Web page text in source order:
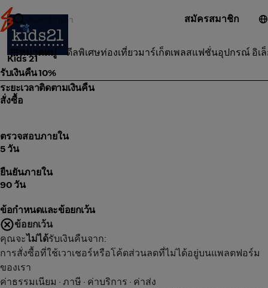
สมัครสมาชิก
หมวดหมู่ ดีลพิเศษท่องเที่ยวมาร์เก็ตเพลสแฟชั่นอุปกรณ์ อิเ
แม่และเด็ก
Kids 21
รับเงินคืน 10%
ระยะเวลาติดตามเงินคืน
สั่งซื้อ
ตรวจสอบภายใน
5 วัน
ยืนยันภายใน
90 วัน
ข้อกำหนดและข้อยกเว้น
ข้อยกเว้น
คุณจะไม่ได้รับเงินคืนจาก:
การสั่งซื้อที่ใช้เวาเชอร์หรือโค้ดส่วนลดที่ไม่ได้อยู่บนแพลตฟอร์ม
ของเรา
ค่าธรรมเนียม · ภาษี · ค่าบริการ · ค่าส่ง